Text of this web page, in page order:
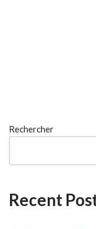
Rechercher
Recent